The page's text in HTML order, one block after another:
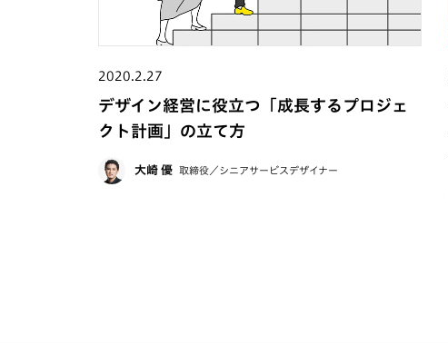
2020.2.27
デザイン経営に役立つ「成長するプロジェ
クト計画」の立て方
大崎 優 取締役／シニアサービスデザイナー